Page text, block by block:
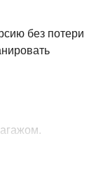
без потери